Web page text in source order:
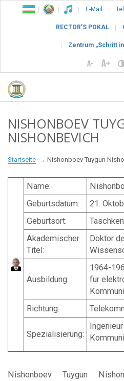
E-Mail
RECTOR’S POKAL
Zentrum „Schritt
NISHONBOEV
NISHONBEVICH
Startseite Nishonboev Tuygun
Name:
Geburtsdatum:
21.
Geburtsort:
Akademischer
Titel:
Doktor
Ausbildung:
1964-
für
Richtung:
Spezialisierung:
Nishonboev Tuygun